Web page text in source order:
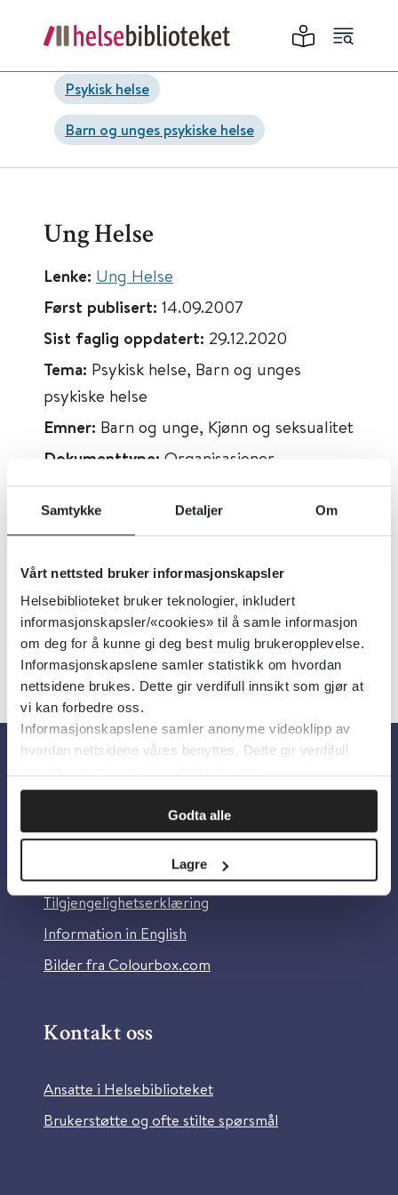
Samtykke Detaljer Om
Vårt nettsted bruker informasjonskapsler
Helsebiblioteket bruker teknologier, inkludert
informasjonskapsler/«cookies» til å samle informasjon
om deg for å kunne gi deg best mulig brukeropplevelse.
Informasjonskapslene samler statistikk om hvordan
nettsidene brukes. Dette gir verdifull innsikt som gjør at
vi kan forbedre oss.
Informasjonskapslene samler anonyme videoklipp av
hvordan nettsidene våres benyttes. Dette gir verdifull
Godta alle
Lagre
Psykisk helse
Barn og unges psykiske helse
Ung Helse
Lenke: Ung Helse
Først publisert: 14.09.2007
Sist faglig oppdatert: 29.12.2020
Tema: Psykisk helse, Barn og unges
psykiske helse
Emner: Barn og unge, Kjønn og seksualitet
Dokumenttype: Organisasjoner,
Pasientinformasjon
Utgiver:
Barne-, ungdoms- og
familiedirektoratet (Bufdir)
Språk:Norsk
Om oss
Om Helsebiblioteket
Personvern og informasjonskapsler
Tilgjengelighetserklæring
Information in English
Bilder fra Colourbox.com
Kontakt oss
Ansatte i Helsebiblioteket
Brukerstøtte og ofte stilte spørsmål